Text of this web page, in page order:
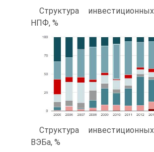
Структура
НПФ, %
Структура
ВЭБа, %